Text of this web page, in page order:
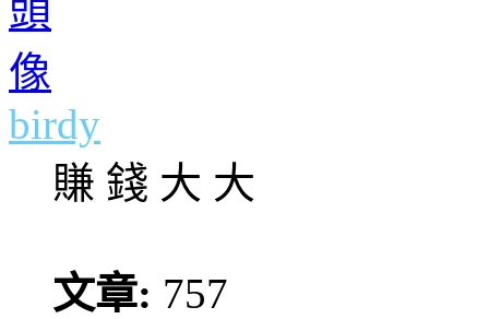
birdy
賺 錢 大 大
文章: 757